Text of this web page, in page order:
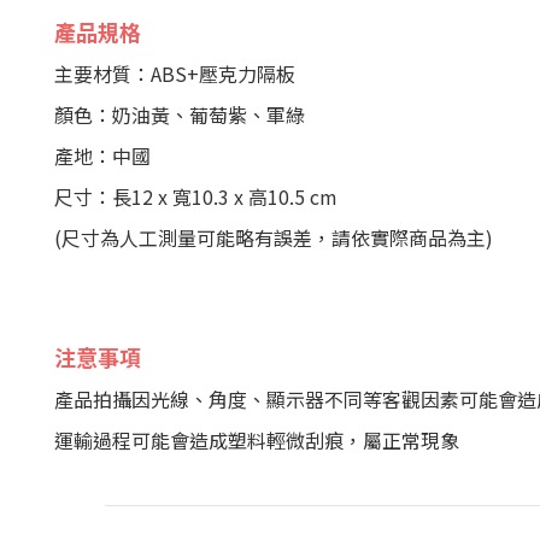
產品規格
主要材質：ABS+壓克力隔板
顏色：奶油黃、葡萄紫、軍綠
產地：中國
尺寸：長12 x 寬10.3 x 高10.5 cm
(尺寸為人工測量可能略有誤差，請依實際商品為主)
注意事項
產品拍攝因光線、角度、顯示器不同等客觀因素可能會
運輸過程可能會造成塑料輕微刮痕，屬正常現象